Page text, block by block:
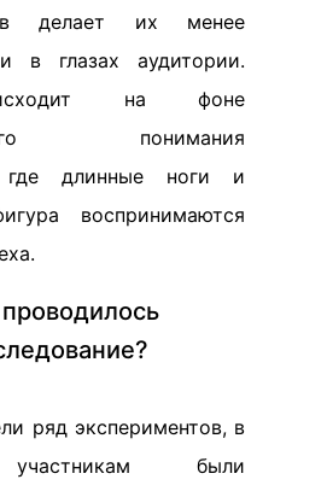
делает их менее
в глазах аудитории.
на фоне
понимания
где длинные ноги и
воспринимаются
ряд экспериментов, в
были